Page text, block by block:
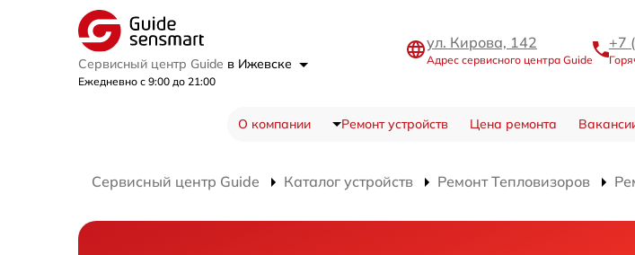
Сервисный центр Guide в Ижевске
Ежедневно с 9:00 до 21:00
ул. Кирова, 142
Адрес сервисного центра Guide
+7
О компании Ремонт устройств Цена ремонта
Сервисный центр Guide Каталог устройств Ремонт Тепловизоров